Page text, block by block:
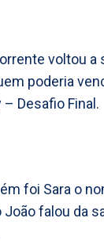
voltou a
poderia
Desafio Final.
foi Sara o
João falou da